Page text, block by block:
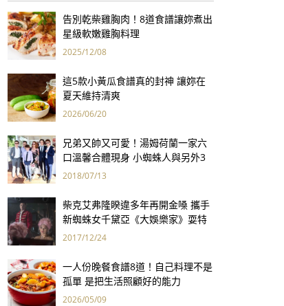
告別乾柴雞胸肉！8道食譜讓妳煮出
星級軟嫩雞胸料理
2025/12/08
這5款小黃瓜食譜真的封神 讓妳在
夏天維持清爽
2026/06/20
兄弟又帥又可愛！湯姆荷蘭一家六
口溫馨合體現身 小蜘蛛人與另外3
個弟弟感情超好！
2018/07/13
柴克艾弗隆睽違多年再開金嗓 攜手
新蜘蛛女千黛亞《大娛樂家》耍特
技、談禁忌愛戀
2017/12/24
一人份晚餐食譜8道！自己料理不是
孤單 是把生活照顧好的能力
2026/05/09